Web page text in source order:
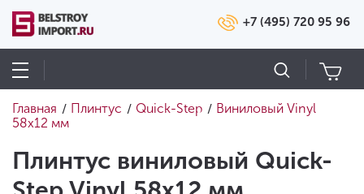
+7 (495) 720 95 96
Главная / Плинтус / Quick-Step / Виниловый Vinyl
58х12 мм
Плинтус виниловый Quick-